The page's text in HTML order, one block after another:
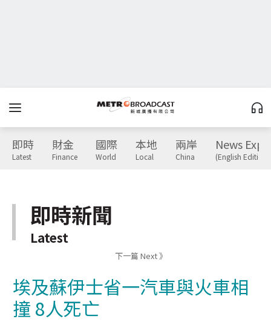
即時
Latest
財金
Finance
國際
World
本地
Local
兩岸
China
News
(English Edition)
即時新聞
Latest
下一篇 Next 》
埃及蘇伊士省一汽車與火車相
撞 8人死亡